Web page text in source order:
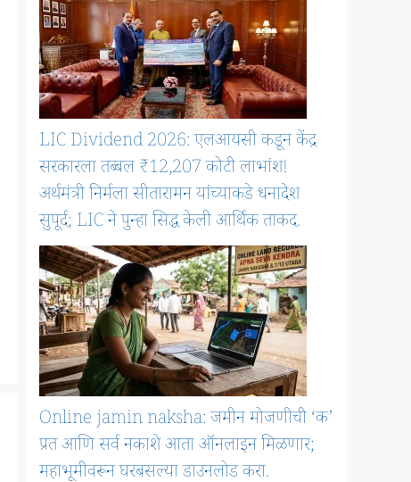
LIC Dividend 2026: एलआयसी कडून केंद्र
सरकारला तब्बल ₹12,207 कोटी लाभांश!
अर्थमंत्री निर्मला सीतारामन यांच्याकडे धनादेश
सुपूर्द; LIC ने पुन्हा सिद्ध केली आर्थिक ताकद.
Online jamin naksha: जमीन मोजणीची ‘क’
प्रत आणि सर्व नकाशे आता ऑनलाइन मिळणार;
महाभूमीवरून घरबसल्या डाउनलोड करा.